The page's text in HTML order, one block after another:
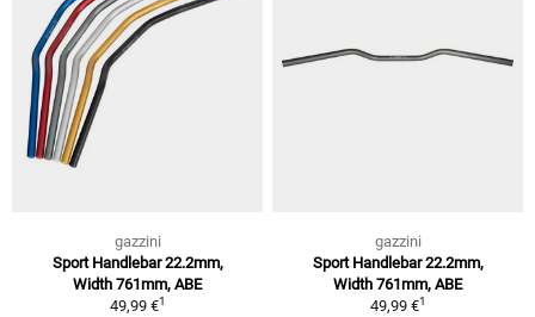
gazzini
Sport Handlebar 22.2mm,
Width 761mm, ABE
49,99 €1
gazzini
Sport Handlebar 22.2mm,
Width 761mm, ABE
49,99 €1